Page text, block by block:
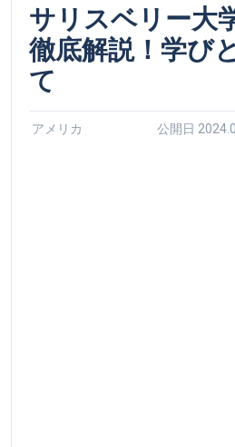
サリスベリー大
徹底解説！学び
て
アメリカ 公開日